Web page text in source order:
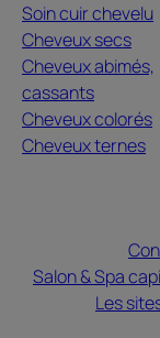
Soin cuir chevelu
Cheveux secs
Cheveux abimés,
cassants
Cheveux colorés
Cheveux ternes
Salon & Spa
Les